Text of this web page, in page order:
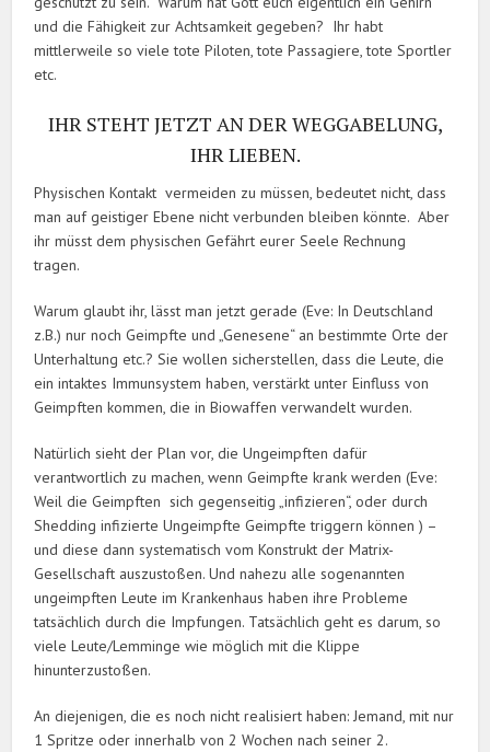
und die Fähigkeit zur Achtsamkeit gegeben? Ihr habt
mittlerweile so viele tote Piloten, tote Passagiere, tote Sportler
etc.
IHR STEHT JETZT AN DER WEGGABELUNG,
IHR LIEBEN.
Physischen Kontakt vermeiden zu müssen, bedeutet nicht, dass
man auf geistiger Ebene nicht verbunden bleiben könnte. Aber
ihr müsst dem physischen Gefährt eurer Seele Rechnung
tragen.
Warum glaubt ihr, lässt man jetzt gerade (Eve: In Deutschland
z.B.) nur noch Geimpfte und „Genesene“ an bestimmte Orte der
Unterhaltung etc.? Sie wollen sicherstellen, dass die Leute, die
ein intaktes Immunsystem haben, verstärkt unter Einfluss von
Geimpften kommen, die in Biowaffen verwandelt wurden.
Natürlich sieht der Plan vor, die Ungeimpften dafür
verantwortlich zu machen, wenn Geimpfte krank werden (Eve:
Weil die Geimpften sich gegenseitig „infizieren“, oder durch
Shedding infizierte Ungeimpfte Geimpfte triggern können ) –
und diese dann systematisch vom Konstrukt der Matrix-
Gesellschaft auszustoßen. Und nahezu alle sogenannten
ungeimpften Leute im Krankenhaus haben ihre Probleme
tatsächlich durch die Impfungen. Tatsächlich geht es darum, so
viele Leute/Lemminge wie möglich mit die Klippe
hinunterzustoßen.
An diejenigen, die es noch nicht realisiert haben: Jemand, mit nur
1 Spritze oder innerhalb von 2 Wochen nach seiner 2.